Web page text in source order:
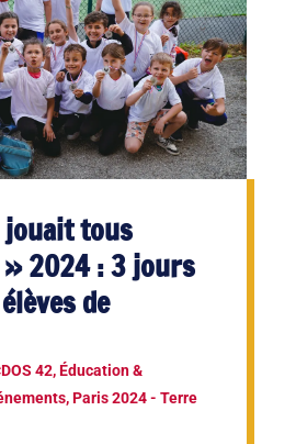
tous
» 2024 : 3 jours
de
42,Éducation &
,Paris 2024 - Terre